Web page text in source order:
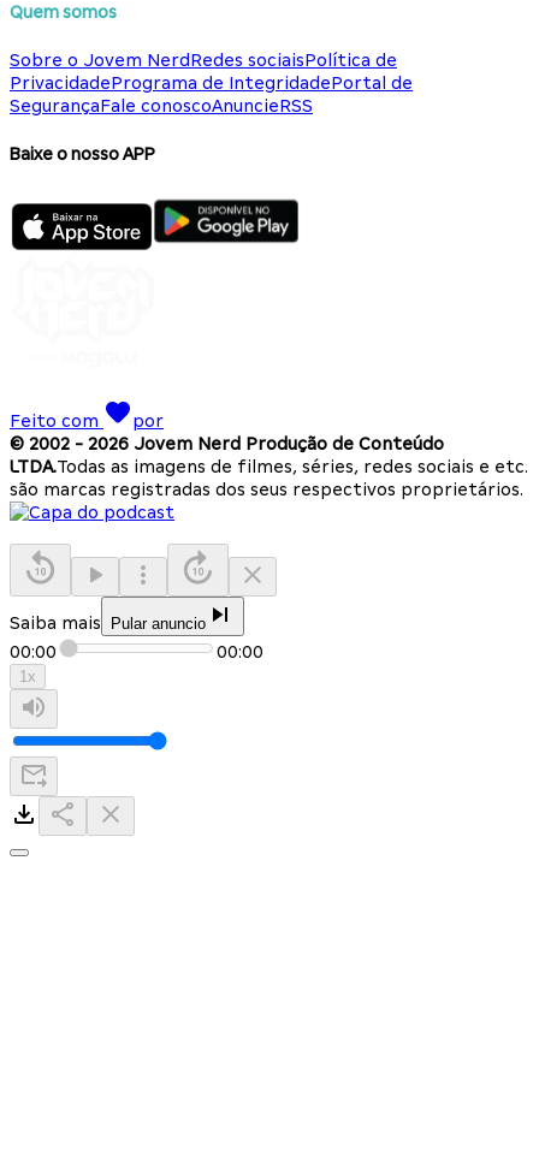
Quem somos
Sobre o Jovem NerdRedes sociaisPolítica de
PrivacidadePrograma de IntegridadePortal de
SegurançaFale conoscoAnuncieRSS
Baixe o nosso APP
Feito com
por
© 2002 - 2026 Jovem Nerd Produção de Conteúdo
LTDA.Todas as imagens de filmes, séries, redes sociais e etc.
são marcas registradas dos seus respectivos proprietários.
Saiba mais Pular anuncio
00:00 00:00
1x